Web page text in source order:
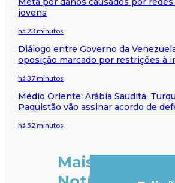
jovens
há 23 minutos
Diálogo entre Governo da
oposição marcado por restrições à
há 37 minutos
Médio Oriente: Arábia Saudita,
Paquistão vão assinar acordo de
há 52 minutos
Mais